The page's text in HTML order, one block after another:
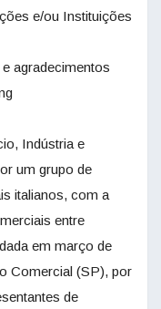
e/ou Instituições
agradecimentos
Indústria e
um grupo de
italianos, com a
entre
em março de
Comercial (SP), por
de